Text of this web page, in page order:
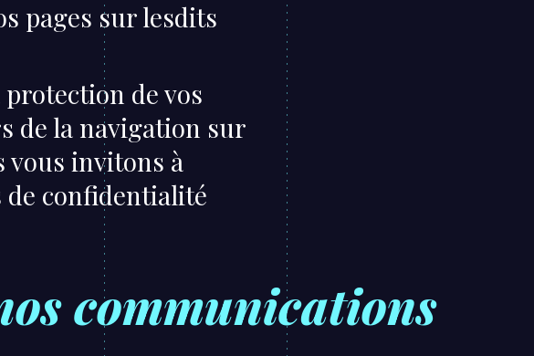
pages sur lesdits
de vos
de la navigation sur
vous invitons à
confidentialité
communications